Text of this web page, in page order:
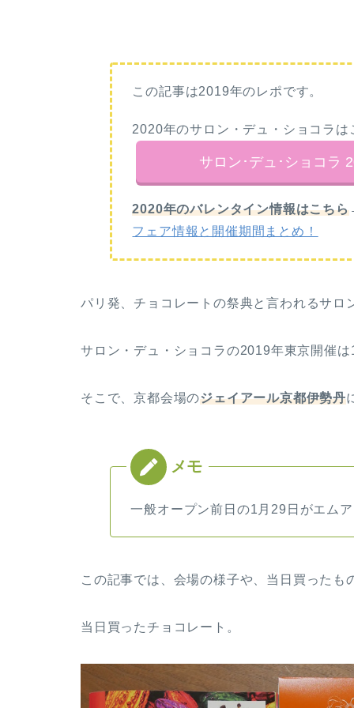
この記事は2019年のレポです。
2020年のサロン・デュ・ショコラ
サロン･デュ･ショコラ
2020年のバレンタイン情報はこちら
フェア情報と開催期間まとめ！
パリ発、チョコレートの祭典と言われるサ
サロン・デュ・ショコラの2019年東京開催
そこで、京都会場のジェイアール京都伊勢丹
一般オープン前日の1月29日がエム
この記事では、会場の様子や、当日買った
当日買ったチョコレート。